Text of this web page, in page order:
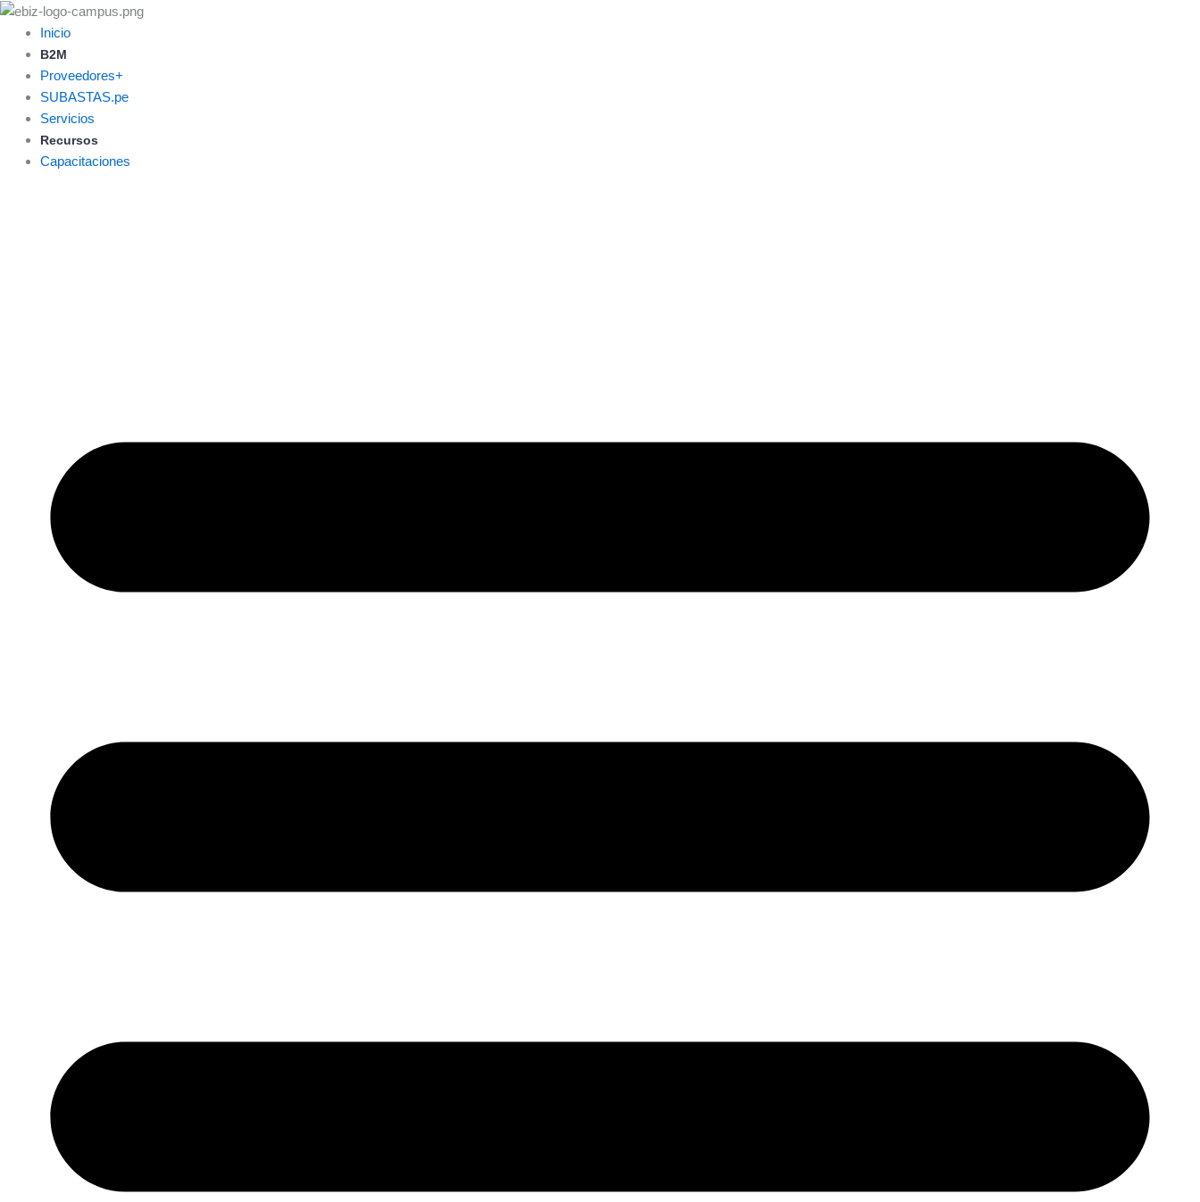
Skip
content
Inicio
B2M
Proveedores+
SUBASTAS.pe
Servicios
Recursos
Capacitaciones